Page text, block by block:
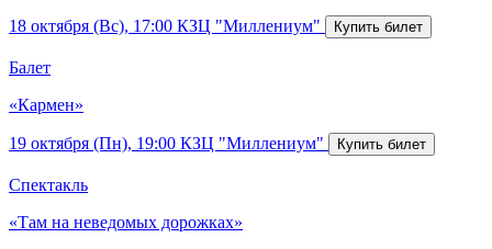
18 октября (Вс), 17:00 КЗЦ "Миллениум"
Балет
«Кармен»
19 октября (Пн), 19:00 КЗЦ "Миллениум"
Спектакль
«Там на неведомых дорожках»